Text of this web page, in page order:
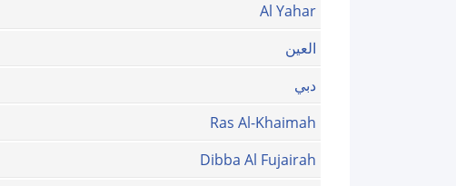
Al Yahar
العين
دبي
Ras Al-Khaimah
Dibba Al Fujairah